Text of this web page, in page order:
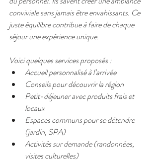
conviviale sans jamais être envahissants. Ce
juste équilibre contribue à faire de chaque
séjour une expérience unique.
Voici quelques services proposés :
Accueil personnalisé à l’arrivée
Conseils pour découvrir la région
Petit-déjeuner avec produits frais et
locaux
Espaces communs pour se détendre
(jardin, SPA)
Activités sur demande (randonnées,
visites culturelles)